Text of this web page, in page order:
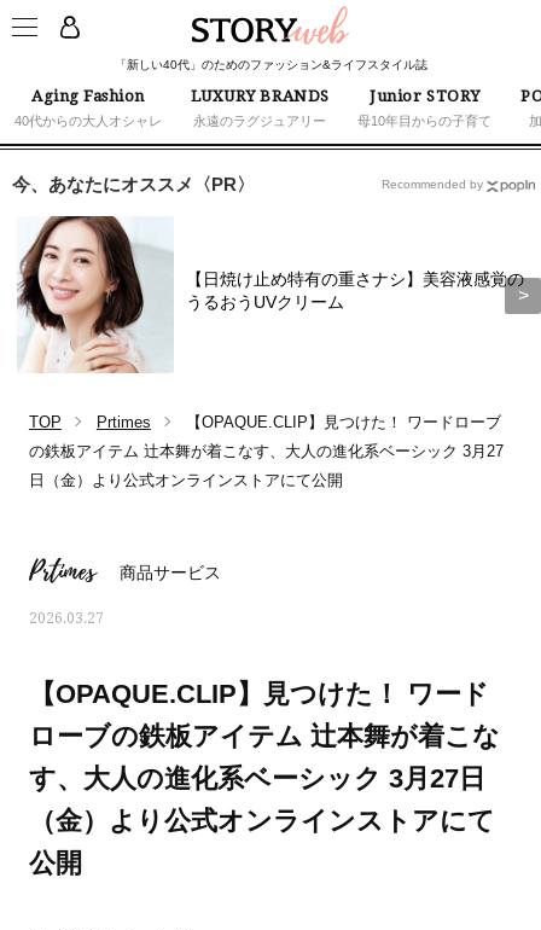
「新しい40代」のためのファッション&ライフスタイル誌
Aging Fashion
40代からの大人オシャレ
LUXURY BRANDS
永遠のラグジュアリー
Junior STORY
母10年目からの子育て
今、あなたにオススメ〈PR〉
【日焼け止め特有の重さナシ】美容液感覚の
うるおうUVクリーム
Recommended by
TOP Prtimes
【OPAQUE.CLIP】見つけた！ ワードローブ
の鉄板アイテム 辻本舞が着こなす、大人の進化系ベーシック 3月27
日（金）より公式オンラインストアにて公開
Prtimes 商品サービス
2026.03.27
【OPAQUE.CLIP】見つけた！ ワード
ローブの鉄板アイテム 辻本舞が着こな
す、大人の進化系ベーシック 3月27日
（金）より公式オンラインストアにて
公開